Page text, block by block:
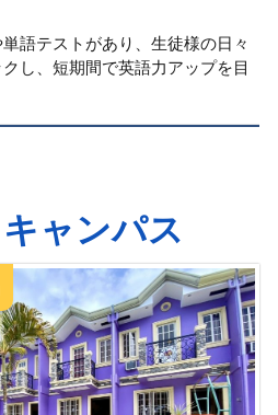
語テストがあり、生徒様の日々
し、短期間で英語力アップを目
ャンパス